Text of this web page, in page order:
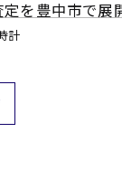
を豊中市で展
計